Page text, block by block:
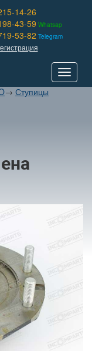
14-26
43-59 Whatsap
53-82 Telegram
Toggle
→ Ступицы